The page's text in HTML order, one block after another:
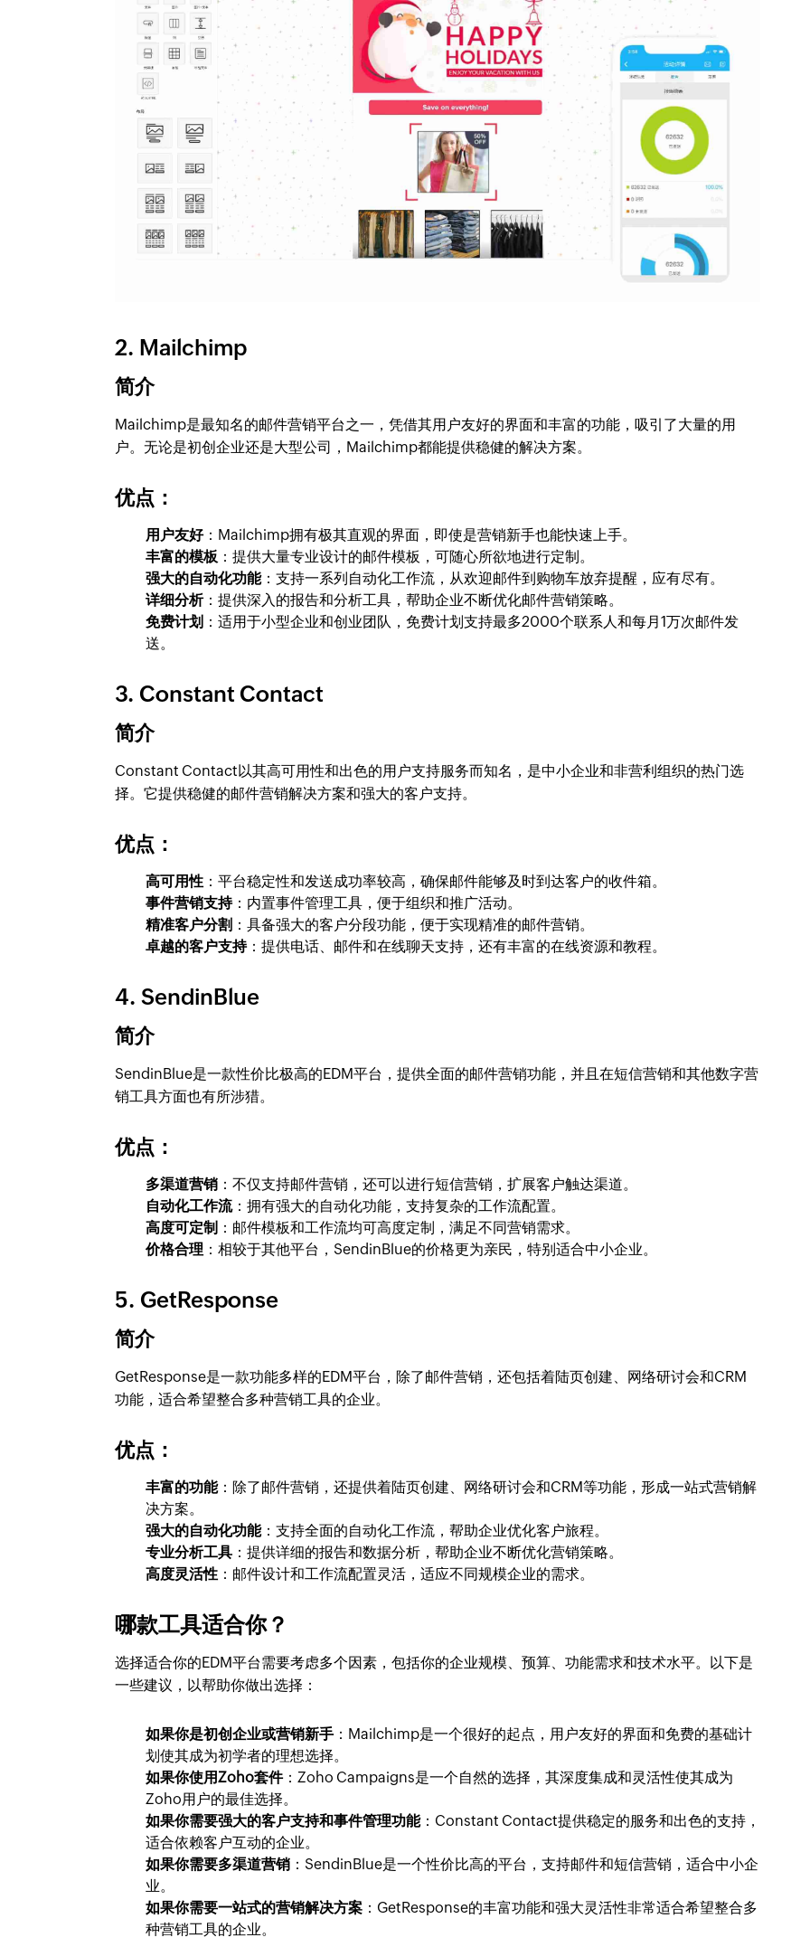
2. Mailchimp
简介
Mailchimp是最知名的邮件营销平台之一，凭借其用户友好的界面和丰富的功能，吸引了大量的用
户。无论是初创企业还是大型公司，Mailchimp都能提供稳健的解决方案。
优点：
用户友好：Mailchimp拥有极其直观的界面，即使是营销新手也能快速上手。
丰富的模板 ：提供大量专业设计的邮件模板，可随心所欲地进行定制。
强大的自动化功能：支持一系列自动化工作流，从欢迎邮件到购物车放弃提醒，应有尽有。
详细分析：提供深入的报告和分析工具，帮助企业不断优化邮件营销策略。
免费计划 ：适用于小型企业和创业团队，免费计划支持最多2000个联系人和每月1万次邮件发
送。
3. Constant Contact
简介
Constant Contact以其高可用性和出色的用户支持服务而知名，是中小企业和非营利组织的热门选
择。它提供稳健的邮件营销解决方案和强大的客户支持。
优点：
高可用性 ：平台稳定性和发送成功率较高，确保邮件能够及时到达客户的收件箱。
事件营销支持：内置事件管理工具，便于组织和推广活动。
精准客户分割 ：具备强大的客户分段功能，便于实现精准的邮件营销。
卓越的客户支持：提供电话、邮件和在线聊天支持，还有丰富的在线资源和教程。
4. SendinBlue
简介
SendinBlue是一款性价比极高的EDM平台，提供全面的邮件营销功能，并且在短信营销和其他数字营
销工具方面也有所涉猎。
优点：
多渠道营销 ：不仅支持邮件营销，还可以进行短信营销，扩展客户触达渠道。
自动化工作流：拥有强大的自动化功能，支持复杂的工作流配置。
高度可定制 ：邮件模板和工作流均可高度定制，满足不同营销需求。
价格合理 ：相较于其他平台，SendinBlue的价格更为亲民，特别适合中小企业。
5. GetResponse
简介
GetResponse是一款功能多样的EDM平台，除了邮件营销，还包括着陆页创建、网络研讨会和CRM
功能，适合希望整合多种营销工具的企业。
优点：
丰富的功能：除了邮件营销，还提供着陆页创建、网络研讨会和CRM等功能，形成一站式营销解
决方案。
强大的自动化功能：支持全面的自动化工作流，帮助企业优化客户旅程。
专业分析工具 ：提供详细的报告和数据分析，帮助企业不断优化营销策略。
高度灵活性 ：邮件设计和工作流配置灵活，适应不同规模企业的需求。
哪款工具适合你？
选择适合你的EDM平台需要考虑多个因素，包括你的企业规模、预算、功能需求和技术水平。以下是
一些建议，以帮助你做出选择：
如果你是初创企业或营销新手 ：Mailchimp是一个很好的起点，用户友好的界面和免费的基础计
划使其成为初学者的理想选择。
如果你使用Zoho套件：Zoho Campaigns是一个自然的选择，其深度集成和灵活性使其成为
Zoho用户的最佳选择。
如果你需要强大的客户支持和事件管理功能：Constant Contact提供稳定的服务和出色的支持，
适合依赖客户互动的企业。
如果你需要多渠道营销 ：SendinBlue是一个性价比高的平台，支持邮件和短信营销，适合中小企
业。
如果你需要一站式的营销解决方案 ：GetResponse的丰富功能和强大灵活性非常适合希望整合多
种营销工具的企业。